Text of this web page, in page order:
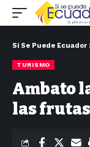
Si Se Puede Ecuador
TURISMO
Ambato
las frutas